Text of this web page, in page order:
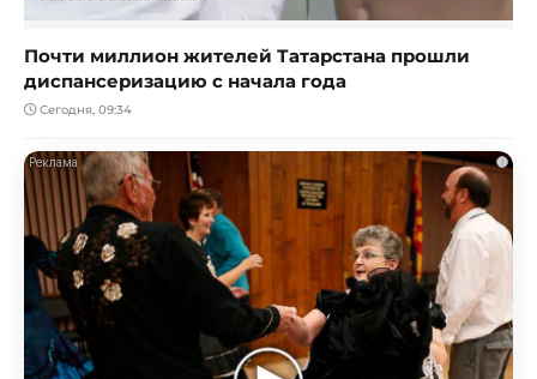
Почти миллион жителей Татарстана прошли
диспансеризацию с начала года
Сегодня, 09:34
i